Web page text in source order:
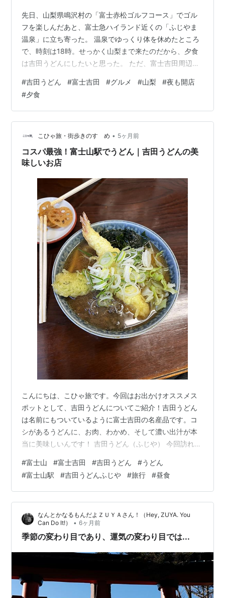
先日、山梨県鳴沢村の「富士赤松ゴルフコース」でゴル
フを楽しんだあと、富士急ハイランド近くの「ふじやま
温泉」に立ち寄った。 温泉でゆっくり体を休めたところ
で、時刻は18時。せっかく山梨まで来たのだから、夕食
は吉田うどんにしたいと思った。 ただ、富士吉田周辺の
られる店は意外と限られる。そこで思い出したのが、以
前にも同じように夕方以降の吉田うどんを探して立ち寄
ったことのある「うどんの駅 西桂店」だった。
#吉田うどん #富士吉田 #グルメ #山梨 #夜も開店
#夕食
こひゃ旅・街歩きのすゝめ • 5ヶ月前
コスパ最強！富士山駅でうどん｜吉田うどんの美
味しいお店
こんにちは、こひゃ旅です。今回はお出かけオススメス
ポットとして、吉田うどんについてご紹介！吉田うどん
は名前にもついているように富士吉田の名産品です。コ
シがあるうどんに、お肉、わかめ、そして濃い出汁が本
当に美味しいんです！ 吉田うどん（ふじや） 今回訪れた
「吉田うどん ふじや」さんです。 こちらのうどん屋さん
ではこの豪華なうどんがなんと1000円以内！（2026年2
月現在） このお手軽さとは反対にうどんのもちもちさ、
そして出汁が本当に濃くて美味しいんです！ また、お二
人でお店切り盛りをされている姿にほっこりしているう
ちにいつの間にかうどんが提…
#富士山 #富士吉田 #吉田うどん #うどん
#富士山駅 #吉田うどんふじや #旅行 #昼食
なんとかなるもんだよＺＵＹＡさん！（Hey, ZUYA. You
Can Do It!）
• 6ヶ月前
季節の変わり目であり、運気の変わり目では...